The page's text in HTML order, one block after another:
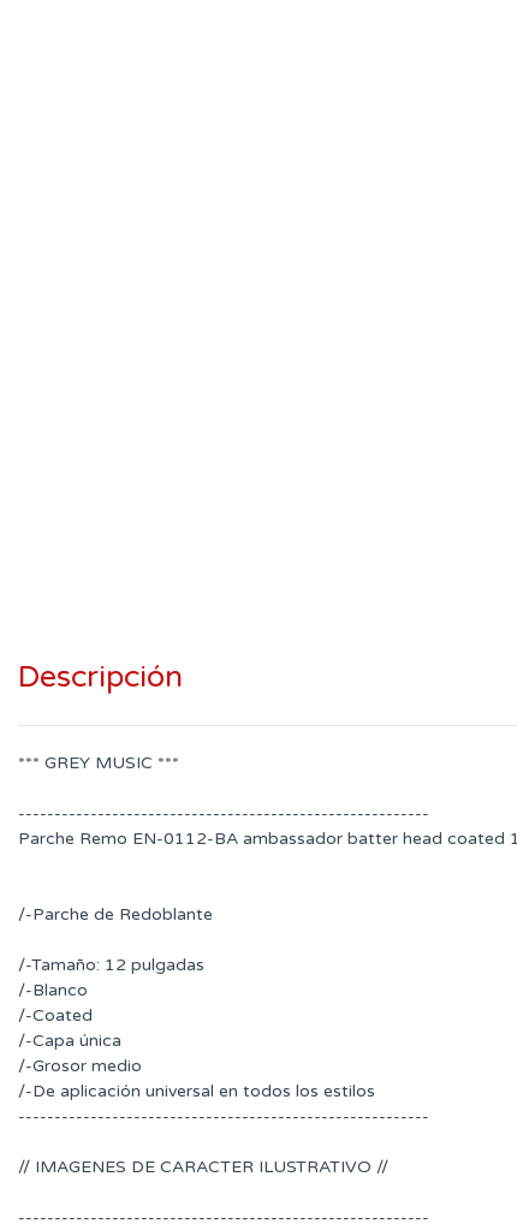
Descripción
*** GREY MUSIC ***
---------------------------------------------------------
Parche Remo EN-0112-BA ambassador batter head coated
/-Parche de Redoblante
/-Tamaño: 12 pulgadas
/-Blanco
/-Coated
/-Capa única
/-Grosor medio
/-De aplicación universal en todos los estilos
---------------------------------------------------------
// IMAGENES DE CARACTER ILUSTRATIVO //
---------------------------------------------------------